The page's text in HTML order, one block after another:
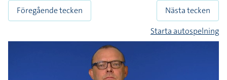
Föregående tecken
Nästa tecken
Starta autospelning